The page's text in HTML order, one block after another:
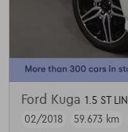
Ford Kuga 1.5 ST
02/2018
59.673 km